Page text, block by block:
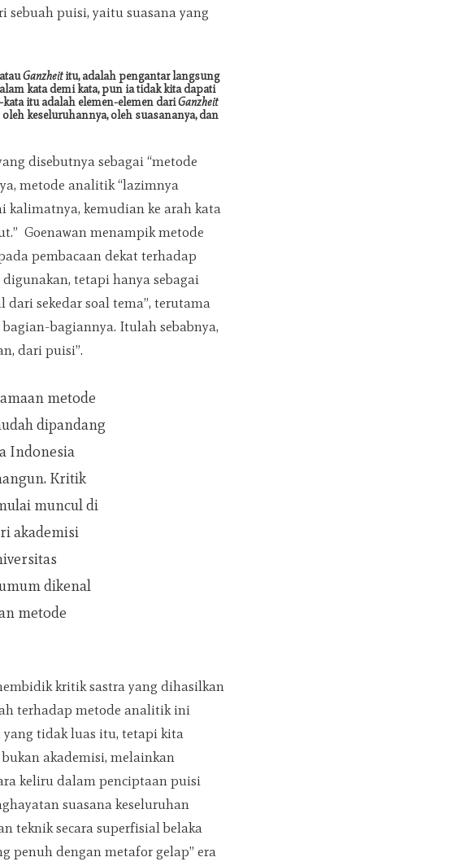
sebuah puisi, yaitu suasana yang
Ganzheititu, adalah pengantar langsung
kata demi kata, pun ia tidak kita dapati
itu adalah elemen-elemen dariGanzheit
keseluruhannya, oleh suasananya, dan
disebutnya sebagai “metode
metode analitik “lazimnya
kalimatnya, kemudian ke arah kata
Goenawan menampik metode
pembacaan dekat terhadap
tetapi hanya sebagai
sekedar soal tema”, terutama
bagiannya. Itulah sebabnya,
dari puisi”.
metode
dipandang
Indonesia
Kritik
muncul di
akademisi
dikenal
metode
kritik sastra yang dihasilkan
terhadap metode analitik ini
tidak luas itu, tetapi kita
akademisi, melainkan
keliru dalam penciptaan puisi
suasana keseluruhan
teknik secara superfisial belaka
penuh dengan metafor gelap” era